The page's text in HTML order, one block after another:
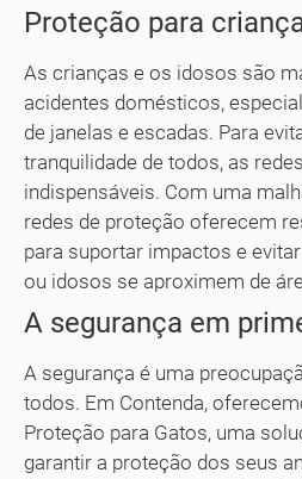
Proteção para
As crianças e os idosos são
acidentes domésticos,
de janelas e escadas. Para
tranquilidade de todos, as
indispensáveis. Com uma
redes de proteção oferecem
para suportar impactos e
ou idosos se aproximem de
A segurança em
A segurança é uma
todos. Em Contenda,
Proteção para Gatos, uma
garantir a proteção dos seus